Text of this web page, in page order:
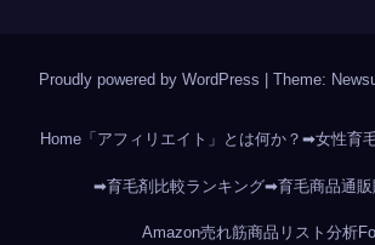
Proudly powered by WordPress Theme:
Home「アフィリエイト」とは何か？ ➡女性育
➡育毛剤比較ランキング➡育毛商品通販
Amazon売れ筋商品リスト分析